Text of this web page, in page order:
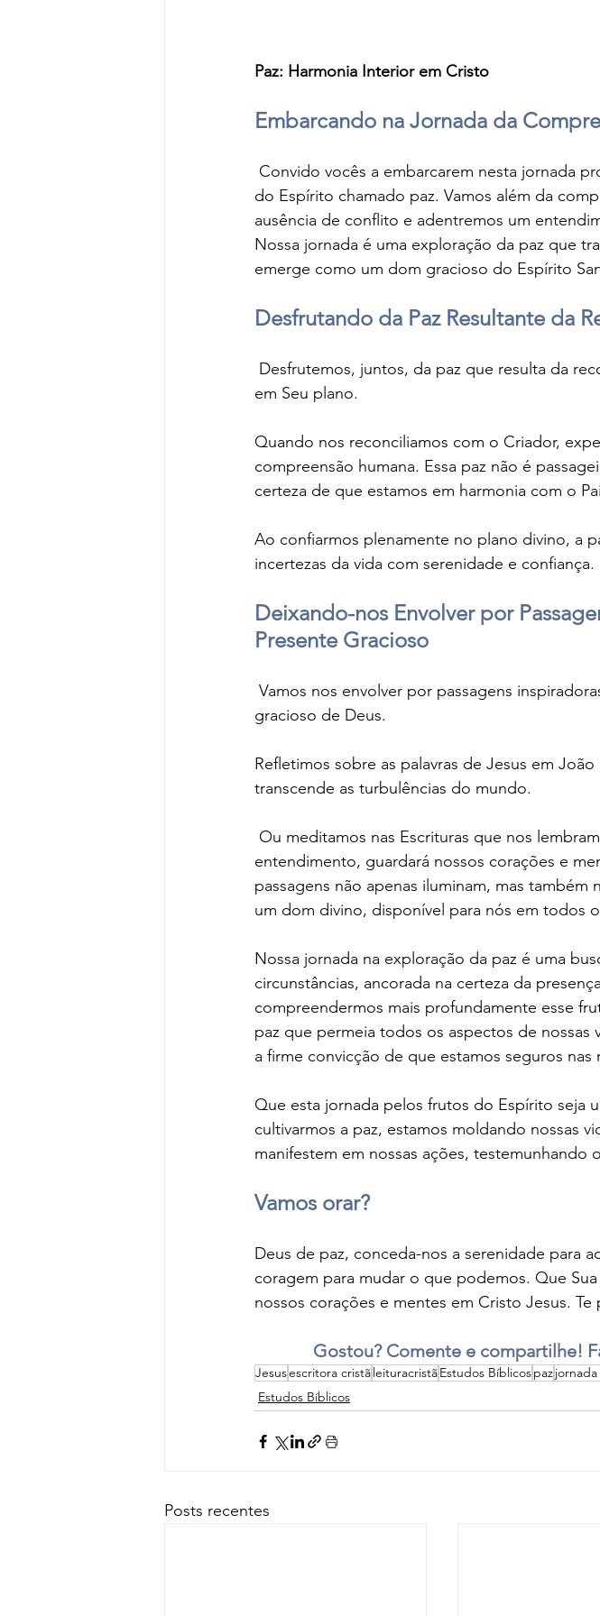
Paz: Harmonia Interior em Cristo
Embarcando na Jornada da
Convido vocês a embarcarem nesta jornada
do Espírito chamado paz. Vamos além da
ausência de conflito e adentremos um
Nossa jornada é uma exploração da paz que
emerge como um dom gracioso do Espírito
Desfrutando da Paz Resultante da
em Seu plano.
Quando nos reconciliamos com o Criador,
compreensão humana. Essa paz não é
certeza de que estamos em harmonia com o
Ao confiarmos plenamente no plano divino, a
incertezas da vida com serenidade e confiança.
Deixando-nos Envolver por
Presente Gracioso
Vamos nos envolver por passagens
gracioso de Deus.
Refletimos sobre as palavras de Jesus em
transcende as turbulências do mundo.
entendimento, guardará nossos corações e
passagens não apenas iluminam, mas
um dom divino, disponível para nós em todos
Nossa jornada na exploração da paz é uma
circunstâncias, ancorada na certeza da
compreendermos mais profundamente esse
paz que permeia todos os aspectos de nossas
a firme convicção de que estamos seguros nas
Que esta jornada pelos frutos do Espírito seja
cultivarmos a paz, estamos moldando nossas
manifestem em nossas ações,
Vamos orar?
Deus de paz, conceda-nos a serenidade para
coragem para mudar o que podemos. Que
nossos corações e mentes em Cristo Jesus.
Gostou? Comente e compartilhe!
Jesusescritora cristã leituracristãEstudos Bíblicospaz
Estudos Bíblicos
Posts recentes